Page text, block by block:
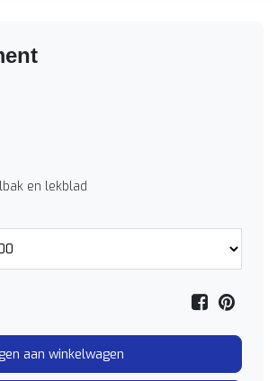
en lekblad
aan winkelwagen